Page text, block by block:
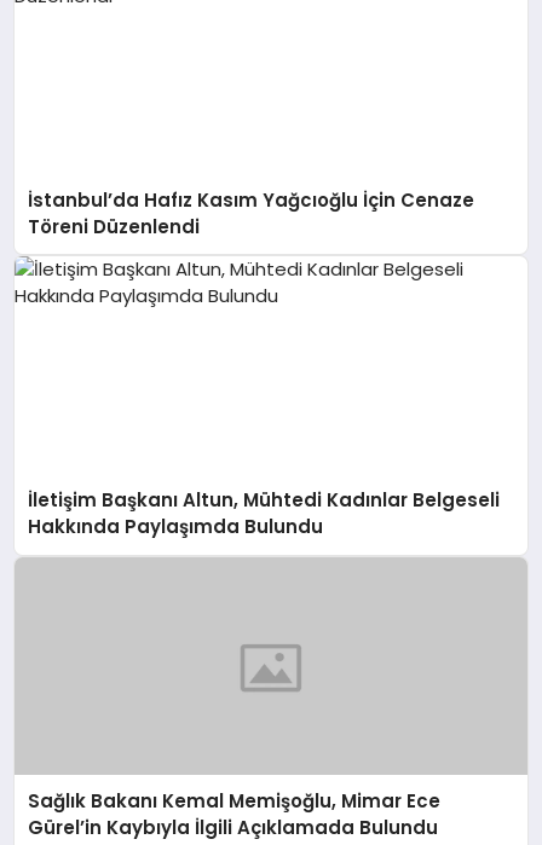
İstanbul’da Hafız Kasım Yağcıoğlu İçin Cenaze
Töreni Düzenlendi
İletişim Başkanı Altun, Mühtedi Kadınlar Belgeseli
Hakkında Paylaşımda Bulundu
Sağlık Bakanı Kemal Memişoğlu, Mimar Ece
Gürel’in Kaybıyla İlgili Açıklamada Bulundu